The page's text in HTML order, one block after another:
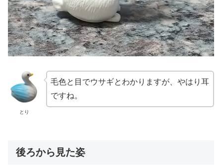
とり
毛色と目でウサギとわかりますが、やはり耳
ですね。
後ろから見た姿